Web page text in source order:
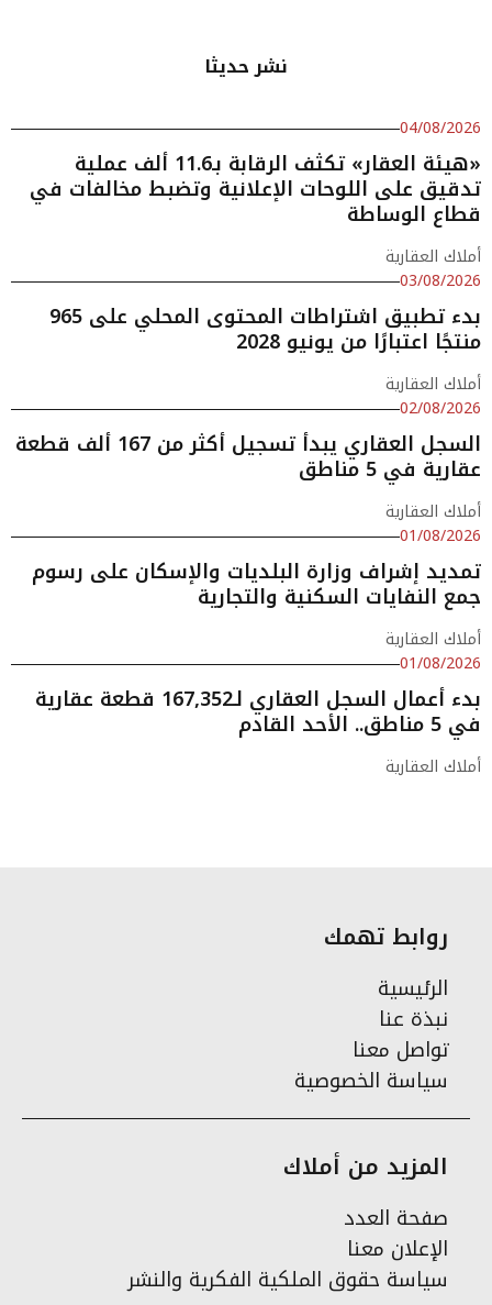
نشر حديثا
04/08/2026
«هيئة العقار» تكثف الرقابة بـ11.6 ألف عملية
تدقيق على اللوحات الإعلانية وتضبط مخالفات في
قطاع الوساطة
أملاك العقارية
03/08/2026
بدء تطبيق اشتراطات المحتوى المحلي على 965
منتجًا اعتبارًا من يونيو 2028
أملاك العقارية
02/08/2026
السجل العقاري يبدأ تسجيل أكثر من 167 ألف قطعة
عقارية في 5 مناطق
أملاك العقارية
01/08/2026
تمديد إشراف وزارة البلديات والإسكان على رسوم
جمع النفايات السكنية والتجارية
أملاك العقارية
01/08/2026
بدء أعمال السجل العقاري لـ167,352 قطعة عقارية
في 5 مناطق.. الأحد القادم
أملاك العقارية
روابط تهمك
الرئيسية
نبذة عنا
تواصل معنا
سياسة الخصوصية
المزيد من أملاك
صفحة العدد
الإعلان معنا
سياسة حقوق الملكية الفكرية والنشر